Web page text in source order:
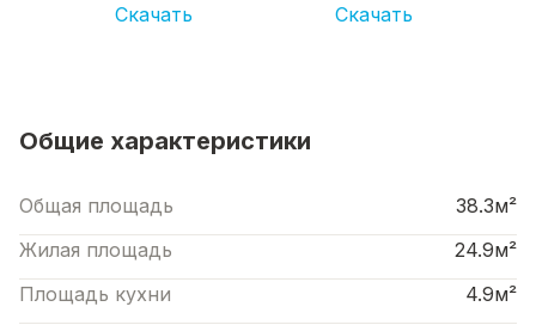
Скачать Скачать
Общие характеристики
Общая площадь
38.3м²
Жилая площадь
24.9м²
Площадь кухни
4.9м²